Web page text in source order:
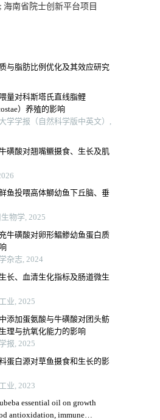
海南省院士创新平台项目